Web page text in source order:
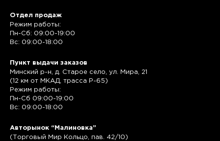
Отдел продаж
Режим работы:
Пн-Сб: 09:00-19:00
Вс: 09:00-18:00
Пункт выдачи заказов
Минский р-н, д. Старое село, ул. Мира, 21
(12 км от МКАД, трасса P-65)
Режим работы:
Пн-Сб 09:00-19:00
Вс: 09:00-18:00
Авторынок “Малиновка”
(Торговый Мир Кольцо, пав. 42/10)